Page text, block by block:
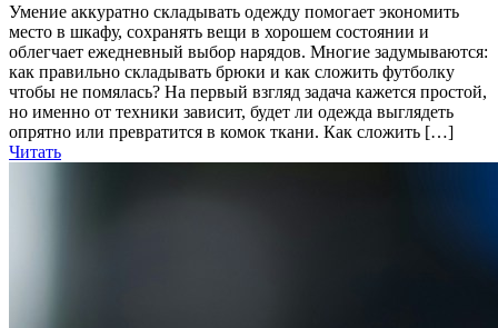
Умение аккуратно складывать одежду помогает экономить
место в шкафу, сохранять вещи в хорошем состоянии и
облегчает ежедневный выбор нарядов. Многие задумываются:
как правильно складывать брюки и как сложить футболку
чтобы не помялась? На первый взгляд задача кажется простой,
но именно от техники зависит, будет ли одежда выглядеть
опрятно или превратится в комок ткани. Как сложить […]
Читать